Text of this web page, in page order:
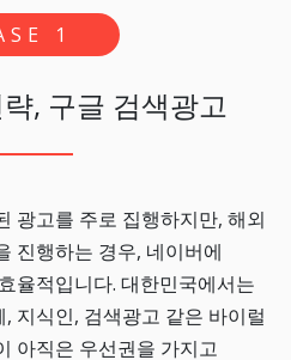
1
, 구글 검색광고
광고를 주로 집행하지만, 해외
진행하는 경우, 네이버에
율적입니다. 대한민국에서는
지식인, 검색광고 같은 바이럴
아직은 우선권을 가지고